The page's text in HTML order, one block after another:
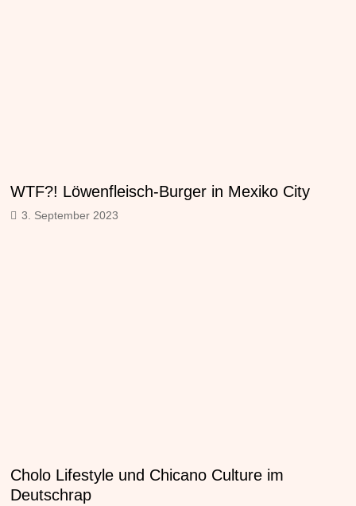
WTF?! Löwenfleisch-Burger in Mexiko City
3. September 2023
Cholo Lifestyle und Chicano Culture im
Deutschrap